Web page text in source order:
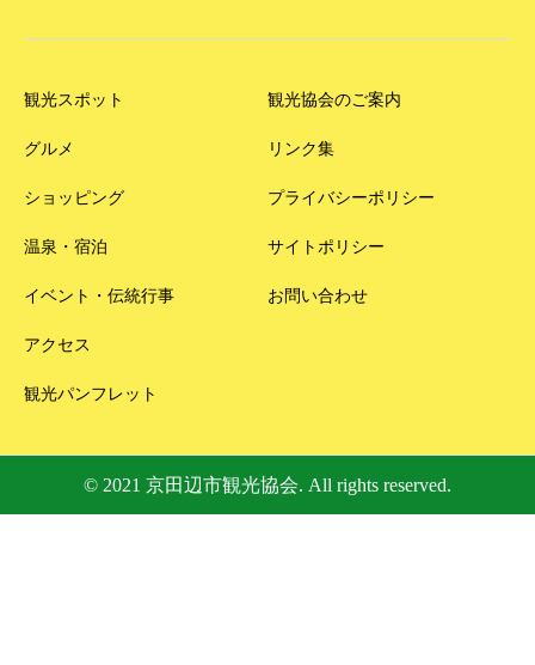
観光スポット
グルメ
ショッピング
温泉・宿泊
イベント・伝統行事
アクセス
観光パンフレット
観光協会のご案内
リンク集
プライバシーポリシー
サイトポリシー
お問い合わせ
© 2021 京田辺市観光協会. All rights reserved.